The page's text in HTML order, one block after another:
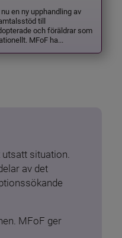
en ny upphandling av
till
och föräldrar som
MFoF ha...
situation.
av det
MFoF ger